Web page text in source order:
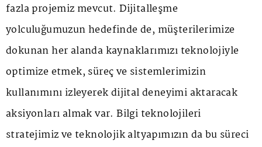
fazla projemiz mevcut. Dijitalleşme
yolculuğumuzun hedefinde de, müşterilerimize
dokunan her alanda kaynaklarımızı teknolojiyle
optimize etmek, süreç ve sistemlerimizin
kullanımını izleyerek dijital deneyimi aktaracak
aksiyonları almak var. Bilgi teknolojileri
stratejimiz ve teknolojik altyapımızın da bu süreci